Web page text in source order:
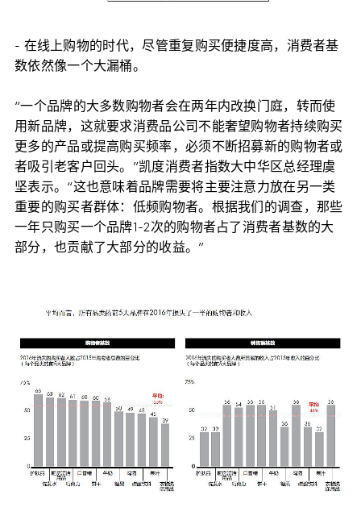
- 在线上购物的时代，尽管重复购买便捷度高，消费者基
数依然像一个大漏桶。
“一个品牌的大多数购物者会在两年内改换门庭，转而使
用新品牌，这就要求消费品公司不能奢望购物者持续购买
更多的产品或提高购买频率，必须不断招募新的购物者或
者吸引老客户回头。”凯度消费者指数大中华区总经理虞
坚表示。“这也意味着品牌需要将主要注意力放在另一类
重要的购买者群体：低频购物者。根据我们的调查，那些
一年只购买一个品牌1-2次的购物者占了消费者基数的大
部分，也贡献了大部分的收益。”